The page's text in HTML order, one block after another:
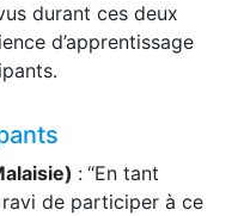
durant ces deux
d’apprentissage
: “En tant
de participer à ce